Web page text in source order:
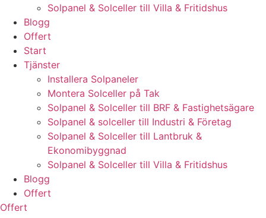
Solpanel & Solceller till Villa & Fritidshus
Blogg
Offert
Start
Tjänster
Installera Solpaneler
Montera Solceller på Tak
Solpanel & Solceller till BRF & Fastighetsägare
Solpanel & solceller till Industri & Företag
Solpanel & Solceller till Lantbruk &
Ekonomibyggnad
Solpanel & Solceller till Villa & Fritidshus
Blogg
Offert
Offert